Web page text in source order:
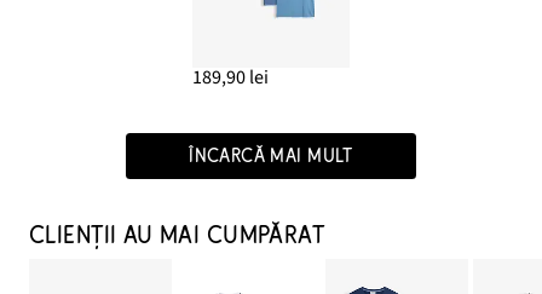
189,90 lei
ÎNCARCĂ MAI MULT
CLIENȚII AU MAI CUMPĂRAT